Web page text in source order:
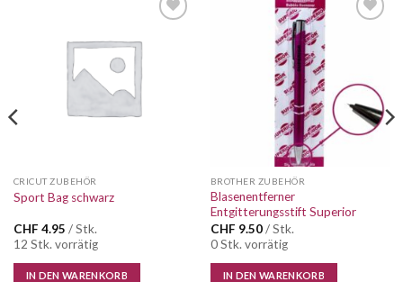
Wunschliste
CRICUT ZUBEHÖR
Sport Bag schwarz
CHF 4.95 / Stk.
12 Stk. vorrätig
IN DEN WARENKORB
Wunschliste
BROTHER ZUBEHÖR
Blasenentferner
Entgitterungsstift Superior
CHF 9.50/ Stk.
0 Stk. vorrätig
IN DEN WARENKORB